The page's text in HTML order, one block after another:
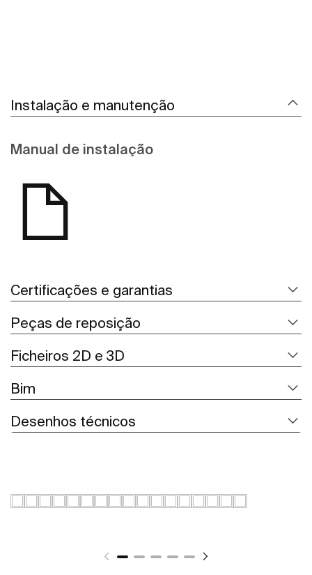
Instalação e manutenção
Manual de instalação
Certificações e garantias
Peças de reposição
Ficheiros 2D e 3D
Bim
Desenhos técnicos